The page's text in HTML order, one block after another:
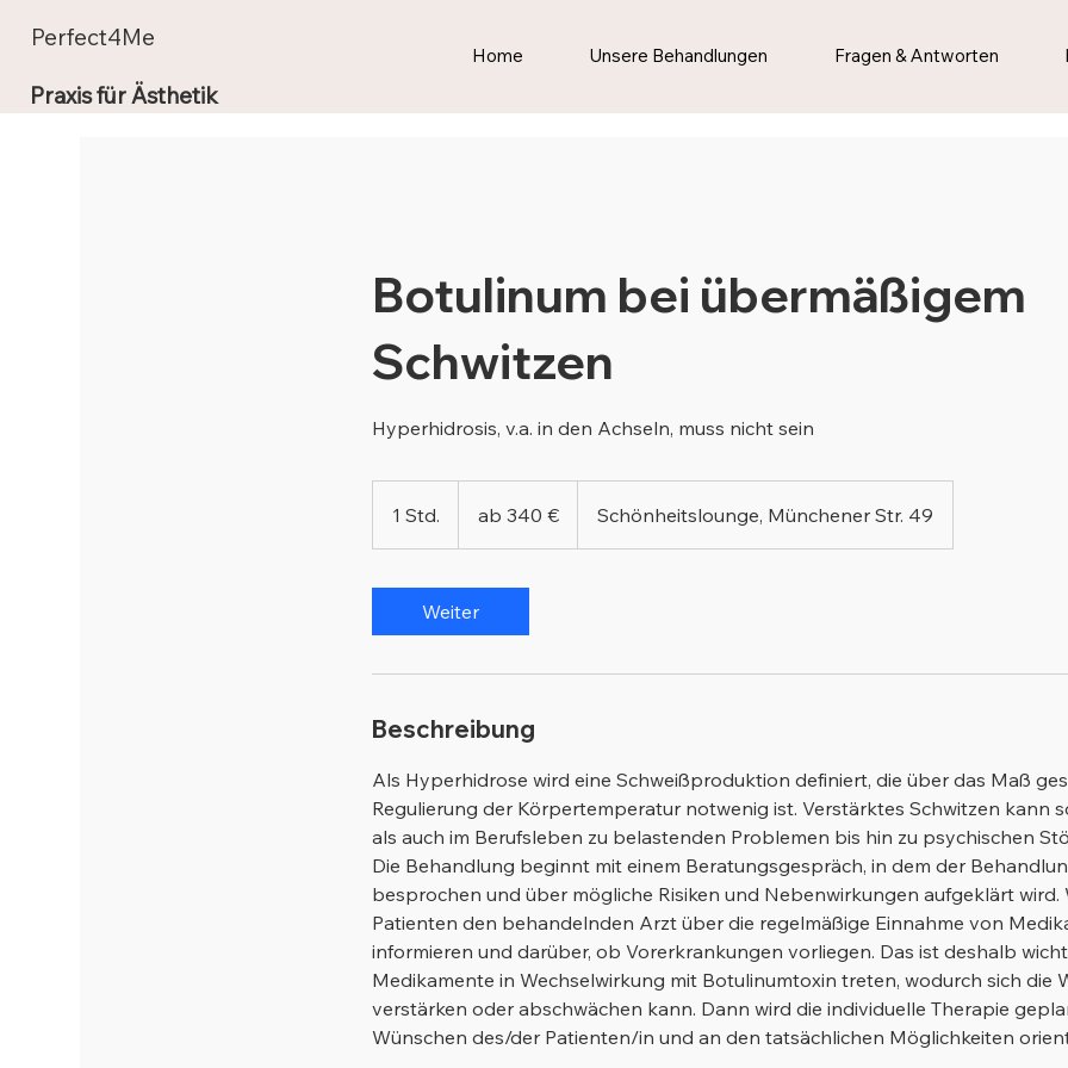
Perfect4Me
Praxis für Ästhetik
Home Unsere Behandlungen Fragen & Antworten
Botulinum bei übermäßigem
Schwitzen
Hyperhidrosis, v.a. in den Achseln, muss nicht sein
1 Std.
S
d
ab 340 € Schönheitslounge, Münchener Str. 49
Weiter
Beschreibung
Als Hyperhidrose wird eine Schweißproduktion definiert, die über das Maß
Regulierung der Körpertemperatur notwenig ist. Verstärktes Schwitzen kann
als auch im Berufsleben zu belastenden Problemen bis hin zu psychischen
Die Behandlung beginnt mit einem Beratungsgespräch, in dem der
besprochen und über mögliche Risiken und Nebenwirkungen aufgeklärt wird.
Patienten den behandelnden Arzt über die regelmäßige Einnahme von
informieren und darüber, ob Vorerkrankungen vorliegen. Das ist deshalb
Medikamente in Wechselwirkung mit Botulinumtoxin treten, wodurch sich die
verstärken oder abschwächen kann. Dann wird die individuelle Therapie
Wünschen des/der Patienten/in und an den tatsächlichen Möglichkeiten